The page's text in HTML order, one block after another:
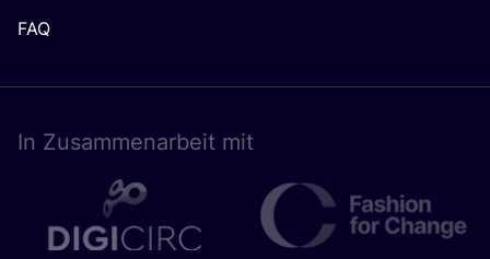
FAQ
In Zusam­men­ar­beit mit